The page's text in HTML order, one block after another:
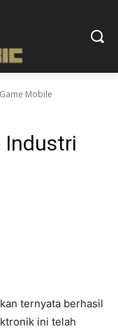
Mobile
Industri
ternyata berhasil
ini telah